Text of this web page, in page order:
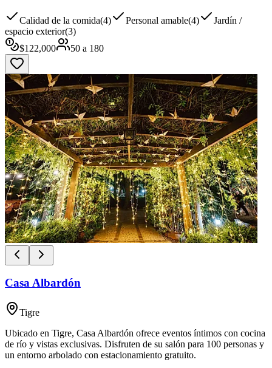
Calidad de la comida(4) Personal amable(4)
Jardín /
espacio exterior(3)
$122,000 50 a 180
Casa Albardón
Tigre
Ubicado en Tigre, Casa Albardón ofrece eventos íntimos con cocina
de río y vistas exclusivas. Disfruten de su salón para 100 personas y
un entorno arbolado con estacionamiento gratuito.